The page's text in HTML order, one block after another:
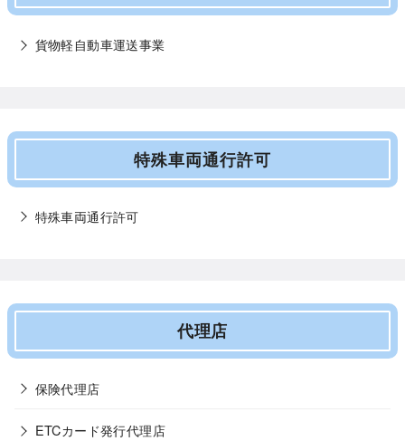
貨物軽自動車運送事業
特殊車両通行許可
特殊車両通行許可
代理店
保険代理店
ETCカード発行代理店